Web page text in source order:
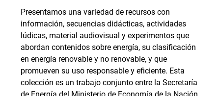
Presentamos una variedad de recursos con
información, secuencias didácticas, actividades
lúdicas, material audiovisual y experimentos que
abordan contenidos sobre energía, su clasificación
en energía renovable y no renovable, y que
promueven su uso responsable y eficiente. Esta
colección es un trabajo conjunto entre la Secretaría